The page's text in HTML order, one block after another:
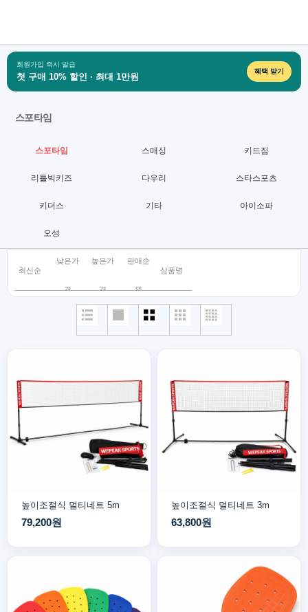
회원가입 즉시 발급
첫 구매 10% 할인 · 최대 1만원
혜택 받기
스포타임
스포타임 스매싱 키드짐
리틀빅키즈 다우리 스타스포츠
키더스 기타 아이소파
오성
최신순
낮은가
격
높은가
격
판매순
위
상품명
높이조절식 멀티네트 5m
79,200원
높이조절식 멀티네트 3m
63,800원